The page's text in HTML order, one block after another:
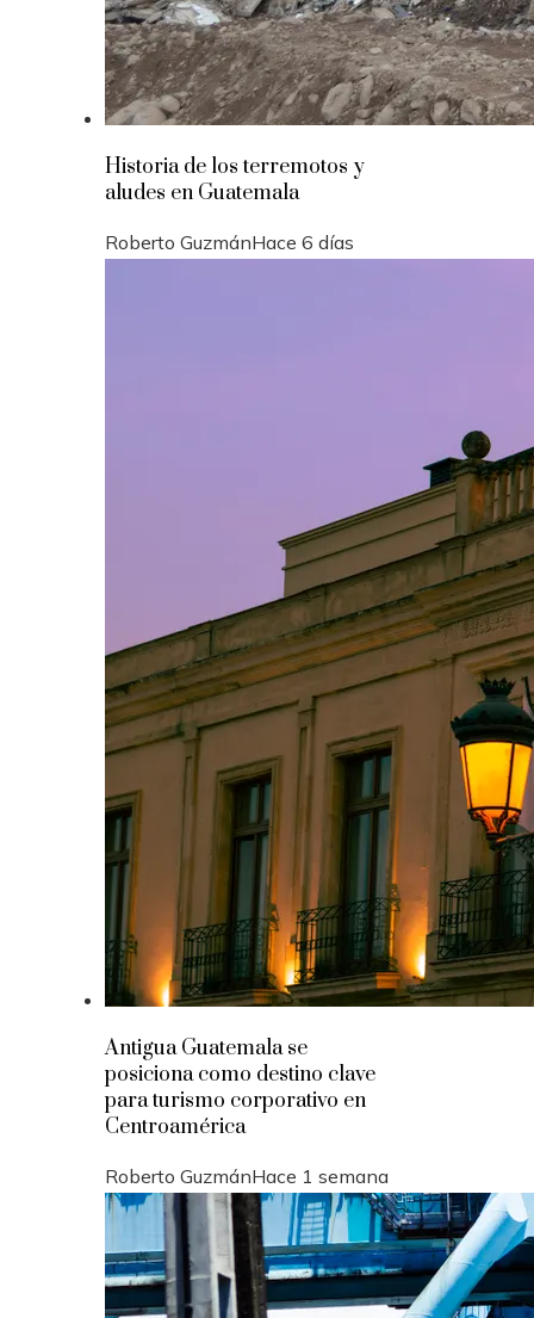
Historia de los terremotos y
aludes en Guatemala
Roberto GuzmánHace 6 días
Antigua Guatemala se
posiciona como destino clave
para turismo corporativo en
Centroamérica
Roberto GuzmánHace 1 semana